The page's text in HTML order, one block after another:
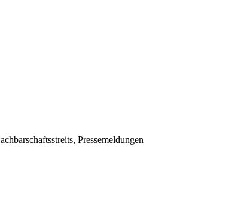
Pressemeldungen